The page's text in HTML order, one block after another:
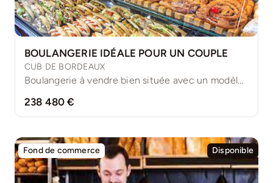
BOULANGERIE IDÉALE POUR UN COUPLE
CUB DE BORDEAUX
Boulangerie à vendre bien située avec un modèle économique axé [...]
238 480 €
Fond de commerce Disponible